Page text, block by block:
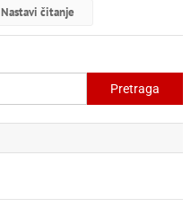
Na
RUBIX
2024!
Nastavi čitanje
Pretraga: